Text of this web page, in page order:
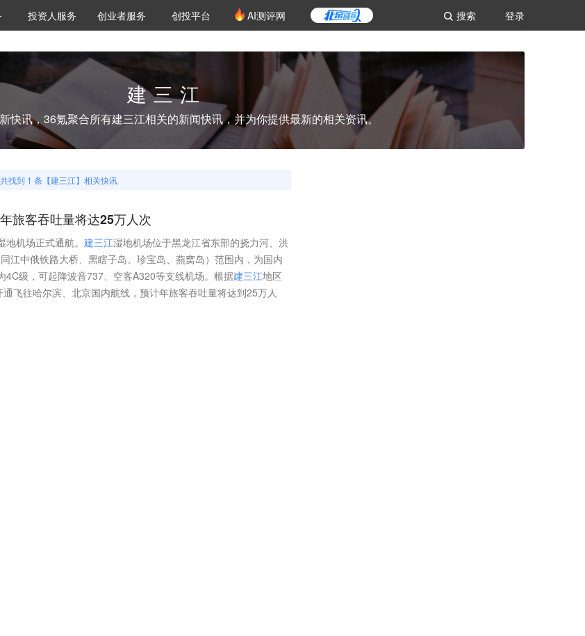
登录
搜索
VClub投资机构库
投资机构职位推介
投资人服务 创投氪堂
创业者服务 创投平台 AI测评网
建三江
快讯，36氪聚合所有建三江相关的新闻快讯，并为你提供最新的相关资讯。
找到 1 条【建三江】相关快讯
旅客吞吐量将达25万人次
地机场正式通航。 建三江湿地机场位于黑龙江省东部的挠力河、洪
江中俄铁路大桥、黑瞎子岛、珍宝岛、燕窝岛）范围内，为国内
级，可起降波音737、空客A320等支线机场。根据建三江地区
通飞往哈尔滨、北京国内航线，预计年旅客吞吐量将达到25万人